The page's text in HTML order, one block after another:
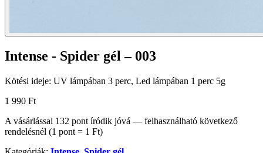
Intense - Spider gél – 003
Kötési ideje: UV lámpában 3 perc, Led lámpában 1 perc 5g
1 990 Ft
A vásárlással 132 pont íródik jóvá — felhasználható következő
rendelésnél (1 pont = 1 Ft)